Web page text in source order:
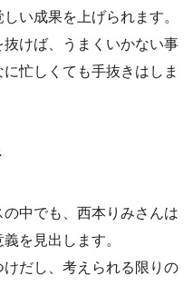
い成果を上げられます。
けば、うまくいかない事
忙しくても手抜きはしま
中でも、西本りみさんは
を見出します。
だし、考えられる限りの